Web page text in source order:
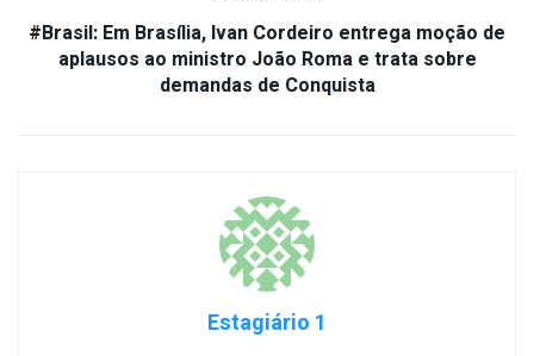
#Brasil: Em Brasília, Ivan Cordeiro entrega moção de
aplausos ao ministro João Roma e trata sobre
demandas de Conquista
Estagiário 1